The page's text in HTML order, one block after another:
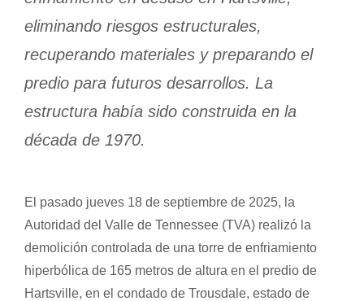
eliminando riesgos estructurales,
recuperando materiales y preparando el
predio para futuros desarrollos. La
estructura había sido construida en la
década de 1970.
El pasado jueves 18 de septiembre de 2025, la
Autoridad del Valle de Tennessee (TVA) realizó la
demolición controlada de una torre de enfriamiento
hiperbólica de 165 metros de altura en el predio de
Hartsville, en el condado de Trousdale, estado de